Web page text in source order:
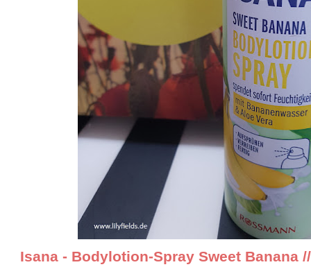
Isana - Bodylotion-Spray Sweet Banana